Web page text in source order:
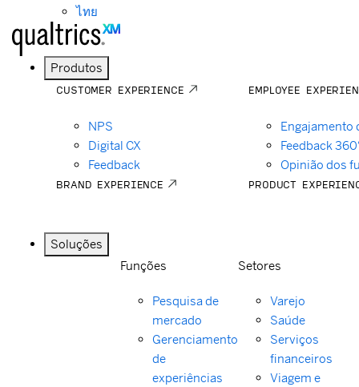
ไทย
Produtos
CUSTOMER EXPERIENCE
NPS
Digital CX
Feedback
BRAND EXPERIENCE
EMPLOYEE
Engajamento
Feedback
Opinião dos
PRODUCT
Soluções
Funções
Pesquisa de
mercado
Gerenciamento
de
experiências
Setores
Varejo
Saúde
Serviços
financeiros
Viagem e